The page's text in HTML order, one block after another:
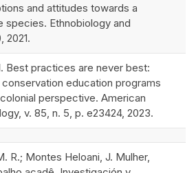
and attitudes towards a
species. Ethnobiology and
2021.
Best practices are never best:
conservation education programs
perspective. American
v. 85, n. 5, p. e23424, 2023.
R.; Montes Heloani, J. Mulher,